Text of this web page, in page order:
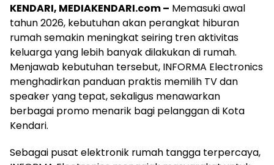
KENDARI, MEDIAKENDARI.com – Memasuki awal
tahun 2026, kebutuhan akan perangkat hiburan
rumah semakin meningkat seiring tren aktivitas
keluarga yang lebih banyak dilakukan di rumah.
Menjawab kebutuhan tersebut, INFORMA Electronics
menghadirkan panduan praktis memilih TV dan
speaker yang tepat, sekaligus menawarkan
berbagai promo menarik bagi pelanggan di Kota
Kendari.
Sebagai pusat elektronik rumah tangga terpercaya,